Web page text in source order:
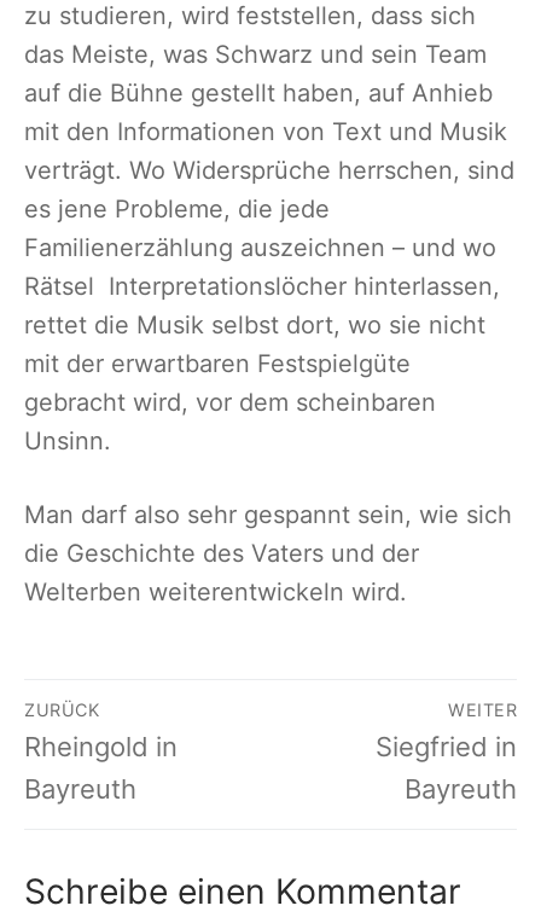
zu studieren, wird feststellen, dass sich
das Meiste, was Schwarz und sein Team
auf die Bühne gestellt haben, auf Anhieb
mit den Informationen von Text und Musik
verträgt. Wo Widersprüche herrschen, sind
es jene Probleme, die jede
Familienerzählung auszeichnen – und wo
Rätsel Interpretationslöcher hinterlassen,
rettet die Musik selbst dort, wo sie nicht
mit der erwartbaren Festspielgüte
gebracht wird, vor dem scheinbaren
Unsinn.
Man darf also sehr gespannt sein, wie sich
die Geschichte des Vaters und der
Welterben weiterentwickeln wird.
Beitragsnavigation
ZURÜCK
Vorheriger
Beitrag:
Rheingold in
Bayreuth
WEITER
Nächster
Beitrag:
Siegfried in
Bayreuth
Schreibe einen Kommentar